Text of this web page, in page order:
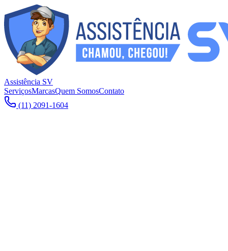
Assistência SV
ServiçosMarcasQuem SomosContato
(11) 2091-1604